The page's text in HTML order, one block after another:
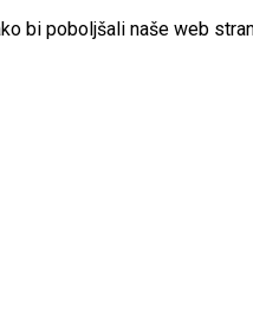
bi poboljšali naše web